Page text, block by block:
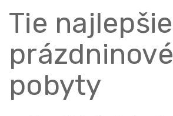
Tie najlepšie
prázdninové
pobyty